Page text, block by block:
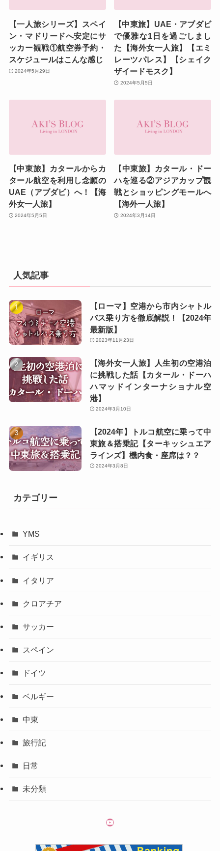
【一人旅シリーズ】スペイ
ン・マドリードへ安定にサ
ッカー観戦①航空券予約・
スケジュールはこんな感じ
2024年5月29日
【中東旅】UAE・アブダビ
で優雅な1日を過ごしまし
た【海外女一人旅】【エミ
レーツパレス】【シェイク
ザイードモスク】
2024年5月5日
【中東旅】カタールからカ
タール航空を利用し念願の
UAE（アブダビ）へ！【海
外女一人旅】
2024年5月5日
【中東旅】カタール・ドー
ハを巡る②アジアカップ観
戦とショッピングモールへ
【海外一人旅】
2024年3月14日
人気記事
【ローマ】空港から市内シャトル
バス乗り方を徹底解説！【2024年
最新版】
2023年11月23日
【海外女一人旅】人生初の空港泊
に挑戦した話【カタール・ドーハ
ハマッドインターナショナル空
港】
2024年3月10日
【2024年】トルコ航空に乗って中
東旅＆搭乗記【ターキッシュエア
ラインズ】機内食・座席は？？
2024年3月8日
カテゴリー
YMS
イギリス
イタリア
クロアチア
サッカー
スペイン
ドイツ
ベルギー
中東
旅行記
日常
未分類
YouTube